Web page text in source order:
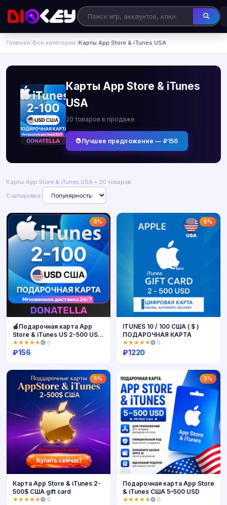
Главная Все категории Карты App Store & iTunes USA
Карты App Store & iTunes
USA
20 товаров в продаже
Лучшее предложение — ₽156
Карты App Store & iTunes USA • 20 товаров
Сортировка:
5%
Купить
🍎Подарочная карта App
Store & iTunes US 2-500 USD
🍎
★★★★★ 0
₽156
5%
Купить
ITUNES 10 / 100 США ( $ )
ПОДАРОЧНАЯ КАРТА
★★★★★ 0
₽1220
5%
Карта App Store & iTunes 2-
500$ США gift card
★★★★★ 0
3%
Подарочная карта App Store
& iTunes США 5–500 USD
★★★★★ 0